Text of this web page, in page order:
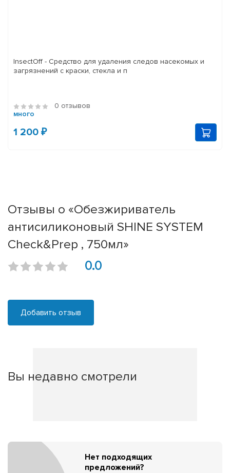
InsectOff - Средство для удаления следов насекомых и
загрязнений с краски, стекла и п
0 отзывов
много
1 200 ₽
Отзывы о «Обезжириватель
антисиликоновый SHINE SYSTEM
Check&Prep , 750мл»
0.0
Добавить отзыв
Вы недавно смотрели
Нет подходящих
предложений?